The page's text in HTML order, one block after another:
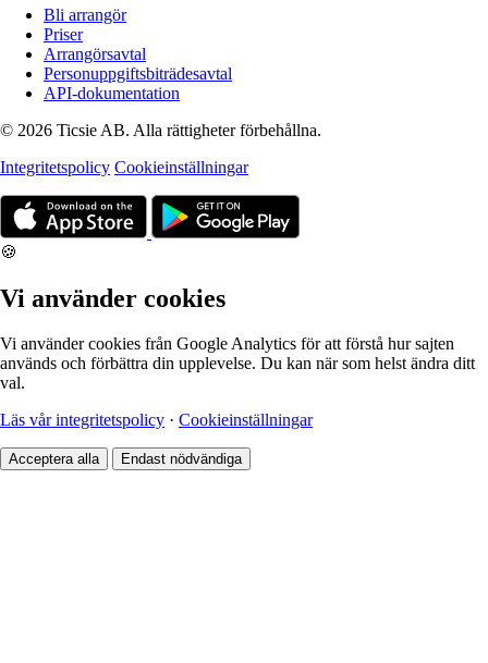
Bli arrangör
Priser
Arrangörsavtal
Personuppgiftsbiträdesavtal
API-dokumentation
© 2026 Ticsie AB. Alla rättigheter förbehållna.
Integritetspolicy Cookieinställningar
🍪
Vi använder cookies
Vi använder cookies från Google Analytics för att förstå hur sajten
används och förbättra din upplevelse. Du kan när som helst ändra ditt
val.
Läs vår integritetspolicy · Cookieinställningar
Acceptera alla Endast nödvändiga